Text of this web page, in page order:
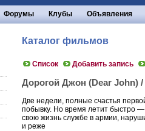
Форумы Клубы Объявления
Каталог фильмов
Список Добавить запись
Дорогой Джон (Dear John) /
Две недели, полные счастья
побывку. Но время летит быстро
свою жизнь службе в армии,
и реже